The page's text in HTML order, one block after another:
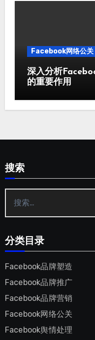
Facebook网络公关
深入分析
的重要作用
搜索
索：
分类目录
Facebook品牌塑造
Facebook品牌推广
Facebook品牌营销
Facebook网络公关
Facebook舆情处理